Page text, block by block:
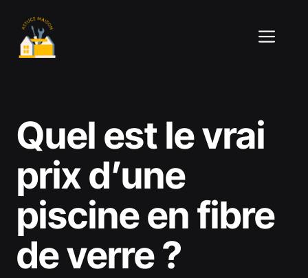
contenu
Quel est le vrai
prix d’une
piscine en fibre
de verre ?